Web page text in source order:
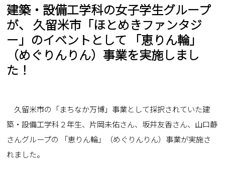
建築・設備工学科の女子学生グループ
が、 久留米市「ほとめきファンタジ
ー」のイベントとして 「恵りん輪」
（めぐりんりん）事業を実施しまし
た！
久留米市の「まちなか万博」事業として採択されていた建
築・設備工学科２年生、片岡未佑さん、坂井友香さん、山口静
さんグループの 「恵りん輪」（めぐりんりん）事業が実施さ
れました。